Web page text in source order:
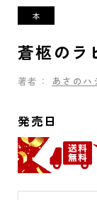
蒼柩のラ
著者： あさのハ
発売日